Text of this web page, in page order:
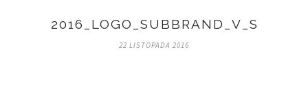
2016_LOGO_SUBBRAND_V_SPORTS
22 LISTOPADA 2016